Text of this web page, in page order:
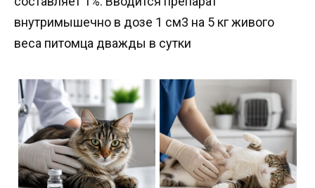
внутримышечно в дозе 1 см3 на 5 кг живого
веса питомца дважды в сутки